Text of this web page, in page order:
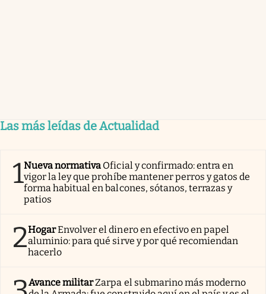
Las más leídas de Actualidad
1Nueva normativa Oficial y confirmado: entra en
vigor la ley que prohíbe mantener perros y gatos de
forma habitual en balcones, sótanos, terrazas y
patios
2HogarEnvolver el dinero en efectivo en papel
aluminio: para qué sirve y por qué recomiendan
hacerlo
Avance militarZarpa el submarino más moderno